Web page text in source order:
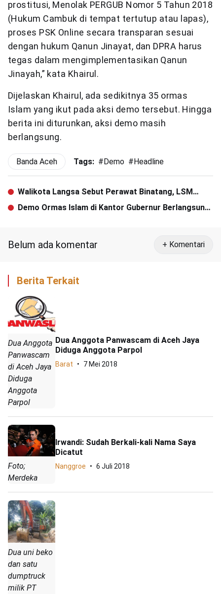
prostitusi, Menolak PERGUB Nomor 5 Tahun 2018
(Hukum Cambuk di tempat tertutup atau lapas),
proses PSK Online secara transparan sesuai
dengan hukum Qanun Jinayat, dan DPRA harus
tegas dalam mengimplementasikan Qanun
Jinayah,” kata Khairul.
Dijelaskan Khairul, ada sedikitnya 35 ormas
Islam yang ikut pada aksi demo tersebut. Hingga
berita ini diturunkan, aksi demo masih
berlangsung.
Banda Aceh Tags: #Demo #Headline
Walikota Langsa Sebut Perawat Binatang, LSM
Geumaseh: Pemimpin Arogan
Demo Ormas Islam di Kantor Gubernur Berlangsung
Belum ada komentar + Komentari
Berita Terkait
Dua Anggota
Panwascam
di Aceh Jaya
Diduga
Anggota
Parpol
Dua Anggota Panwascam di Aceh Jaya
Diduga Anggota Parpol
Barat 7 Mei 2018
Foto;
Merdeka
Irwandi: Sudah Berkali-kali Nama Saya
Dicatut
Nanggroe 6 Juli 2018
Dua uni beko
dan satu
dumptruck
milik PT